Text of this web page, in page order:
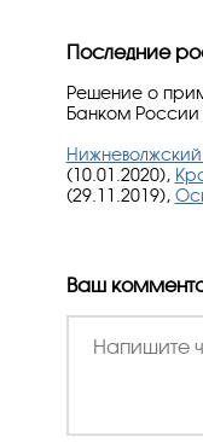
Последние
Решение о
Банком России
(10.01.2020),
(29.11.2019),
Ваш